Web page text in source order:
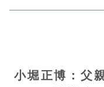
小堀正博：父